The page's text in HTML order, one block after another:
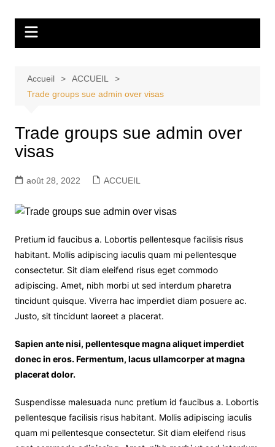
contenu
Tvdescollines
Accueil
ACCUEIL
Trade groups sue admin over visas
Trade groups sue admin over
visas
août 28, 2022 ACCUEIL
Pretium id faucibus a. Lobortis pellentesque facilisis risus
habitant. Mollis adipiscing iaculis quam mi pellentesque
consectetur. Sit diam eleifend risus eget commodo
adipiscing. Amet, nibh morbi ut sed interdum pharetra
tincidunt quisque. Viverra hac imperdiet diam posuere ac.
Justo, sit tincidunt laoreet a placerat.
Sapien ante nisi, pellentesque magna aliquet imperdiet
donec in eros. Fermentum, lacus ullamcorper at magna
placerat dolor.
Suspendisse malesuada nunc pretium id faucibus a. Lobortis
pellentesque facilisis risus habitant. Mollis adipiscing iaculis
quam mi pellentesque consectetur. Sit diam eleifend risus